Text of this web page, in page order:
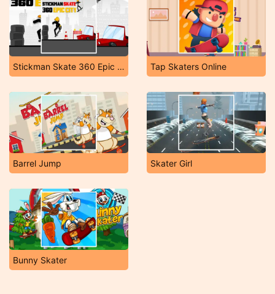
Stickman Skate 360 Epic City Tap Skaters Online
Barrel Jump Skater Girl
Bunny Skater